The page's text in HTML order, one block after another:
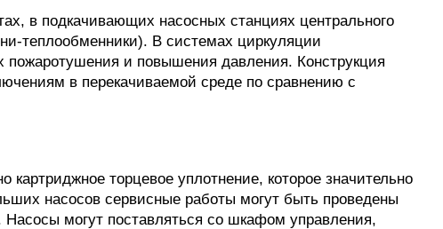
в подкачивающих насосных станциях центрального
теплообменники). В системах циркуляции
и повышения давления. Конструкция
в перекачиваемой среде по сравнению с
торцевое уплотнение, которое значительно
насосов сервисные работы могут быть проведены
могут поставляться со шкафом управления,